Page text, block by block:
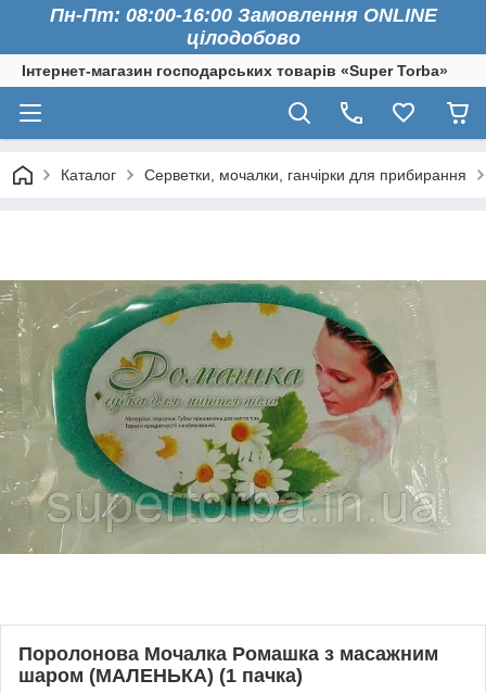
Пн-Пт: 08:00-16:00 Замовлення ONLINE
цілодобово
Інтернет-магазин господарських товарів «Super Torba»
Каталог Серветки, мочалки, ганчірки для прибирання
Поролонова Мочалка Ромашка з масажним
шаром (МАЛЕНЬКА) (1 пачка)